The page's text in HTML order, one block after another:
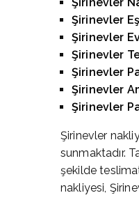
Şirinevler
Şirinevler
Şirinevler
Şirinevler
Şirinevler
Şirinevler
Şirinevler
sunmaktadır.
şekilde
nakliyesi,